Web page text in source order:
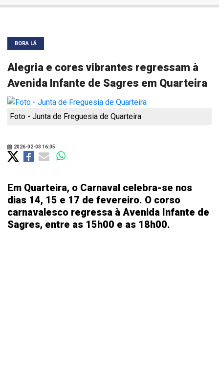
BORA LÁ
Alegria e cores vibrantes regressam à
Avenida Infante de Sagres em Quarteira
Foto - Junta de Freguesia de Quarteira
2026-02-03 16:05
Em Quarteira, o Carnaval celebra-se nos
dias 14, 15 e 17 de fevereiro. O corso
carnavalesco regressa à Avenida Infante de
Sagres, entre as 15h00 e as 18h00.